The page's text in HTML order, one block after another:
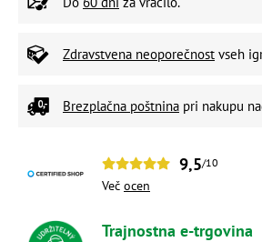
Zdravstvena neoporečnost vseh
Brezplačna poštnina pri nakupu
9,5/10
Več ocen
Trajnostna e-trgovina